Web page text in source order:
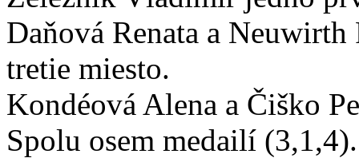
Daňová Renata a
tretie miesto.
Kondéová Alena a Čiško
Spolu osem medailí (3,1,4).